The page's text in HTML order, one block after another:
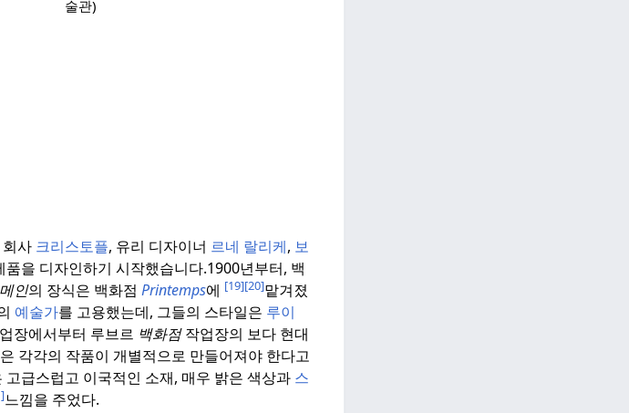
술관)
사 크리스토플, 유리 디자이너 르네 랄리케, 보
품을 디자인하기 시작했습니다.1900년부터, 백
인의 장식은 백화점 Printemps에 [19][20]맡겨졌
예술가를 고용했는데, 그들의 스타일은 루이
장에서부터 루브르 백화점작업장의 보다 현대
각각의 작품이 개별적으로 만들어져야 한다고
고급스럽고 이국적인 소재, 매우 밝은 색상과 스
느낌을 주었다.